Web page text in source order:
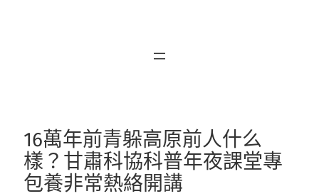
16萬年前青躲高原前人什么
樣？甘肅科協科普年夜課堂專
包養非常熱絡開講